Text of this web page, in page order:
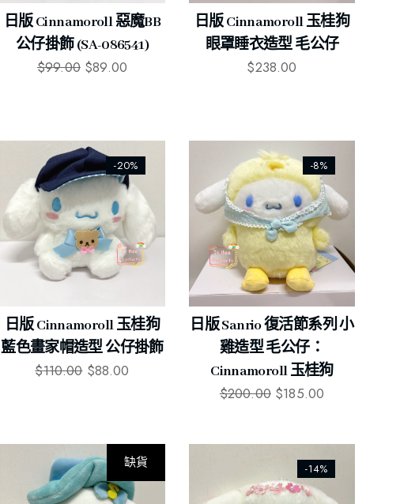
日版 Cinnamoroll 惡魔BB
公仔掛飾 (SA-086541)
$99.00 $89.00
日版 Cinnamoroll 玉桂狗
眼罩睡衣造型 毛公仔
$238.00
-20%
日版 Cinnamoroll 玉桂狗
藍色畫家帽造型 公仔掛飾
$110.00 $88.00
-8%
日版 Sanrio 復活節系列 小
雞造型 毛公仔：
Cinnamoroll 玉桂狗
$200.00 $185.00
缺貨
-8% -14%